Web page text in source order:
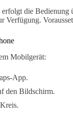
die
Verfügung.
Mobilgerät:
App.
den Bildschirm.